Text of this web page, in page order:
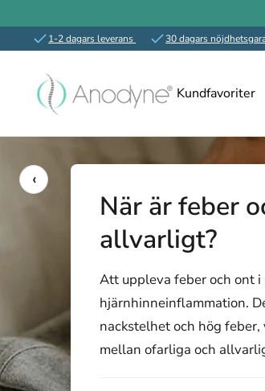
1-2 dagars leverans 30 dagars
innehållet
Kundfavoriter
Anodyne.se
‹
När är feber
allvarligt?
Att uppleva feber och ont
hjärnhinneinflammation.
nackstelhet och hög
mellan ofarliga och